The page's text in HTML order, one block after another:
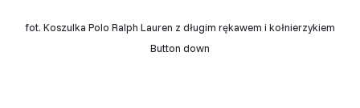
fot. Koszulka Polo Ralph Lauren z długim rękawem i kołnierzykiem
Button down